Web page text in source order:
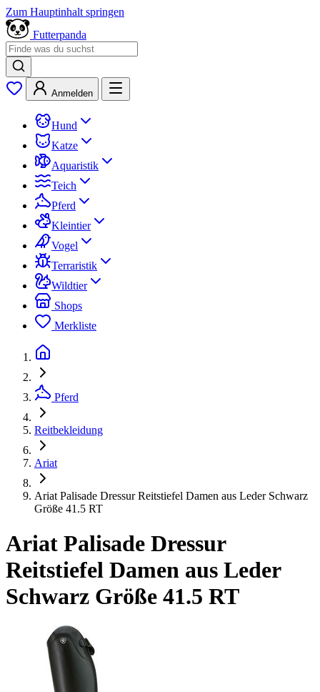
Zum Hauptinhalt springen
Futterpanda
Anmelden
Hund
Katze
Aquaristik
Teich
Pferd
Kleintier
Vogel
Terraristik
Wildtier
Shops
Merkliste
Pferd
Reitbekleidung
Ariat
Ariat Palisade Dressur Reitstiefel Damen aus Leder Schwarz
Größe 41.5 RT
Ariat Palisade Dressur
Reitstiefel Damen aus Leder
Schwarz Größe 41.5 RT